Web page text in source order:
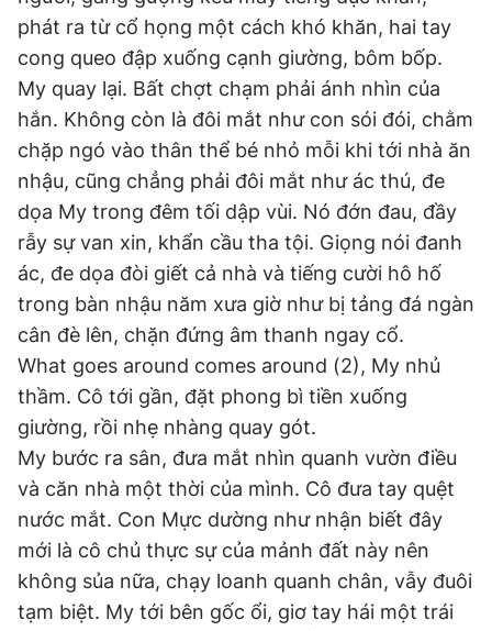
phát ra từ cổ họng một cách khó khăn, hai tay
cong queo đập xuống cạnh giường, bôm bốp.
My quay lại. Bất chợt chạm phải ánh nhìn của
hắn. Không còn là đôi mắt như con sói đói, chằm
chặp ngó vào thân thể bé nhỏ mỗi khi tới nhà ăn
nhậu, cũng chẳng phải đôi mắt như ác thú, đe
dọa My trong đêm tối dập vùi. Nó đớn đau, đầy
rẫy sự van xin, khẩn cầu tha tội. Giọng nói đanh
ác, đe dọa đòi giết cả nhà và tiếng cười hô hố
trong bàn nhậu năm xưa giờ như bị tảng đá ngàn
cân đè lên, chặn đứng âm thanh ngay cổ.
What goes around comes around (2), My nhủ
thầm. Cô tới gần, đặt phong bì tiền xuống
giường, rồi nhẹ nhàng quay gót.
My bước ra sân, đưa mắt nhìn quanh vườn điều
và căn nhà một thời của mình. Cô đưa tay quệt
nước mắt. Con Mực dường như nhận biết đây
mới là cô chủ thực sự của mảnh đất này nên
không sủa nữa, chạy loanh quanh chân, vẫy đuôi
tạm biệt. My tới bên gốc ổi, giơ tay hái một trái